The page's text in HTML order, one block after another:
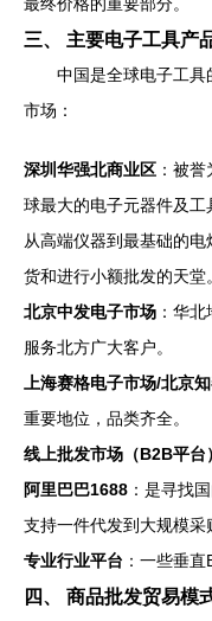
三、 主要电子工具产
中国是全球电子工
市场：
深圳华强北商业区 ：被
球最大的电子元器件及工
从高端仪器到最基础的
货和进行小额批发的天堂。
北京中发电子市场 ：华
服务北方广大客户。
上海赛格电子市场/北京
重要地位，品类齐全。
线上批发市场（B2B平台）
阿里巴巴1688 ：是寻找
支持一件代发到大规模采
专业行业平台 ：一些垂
四、 商品批发贸易模